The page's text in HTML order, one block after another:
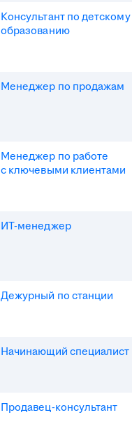
Консультант по детскому
образованию
Менеджер по продажам
Менеджер по работе
с ключевыми клиентами
ИТ-менеджер
Дежурный по станции
Начинающий специалист
Продавец-консультант